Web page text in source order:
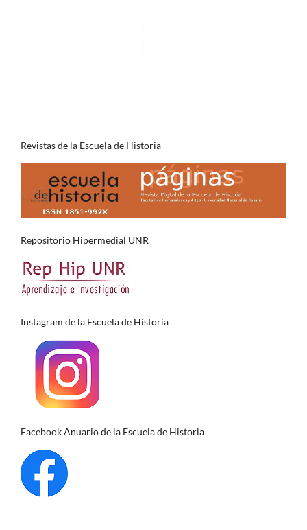
Revistas de la Escuela de Historia
Repositorio Hipermedial UNR
Instagram de la Escuela de Historia
Facebook Anuario de la Escuela de Historia